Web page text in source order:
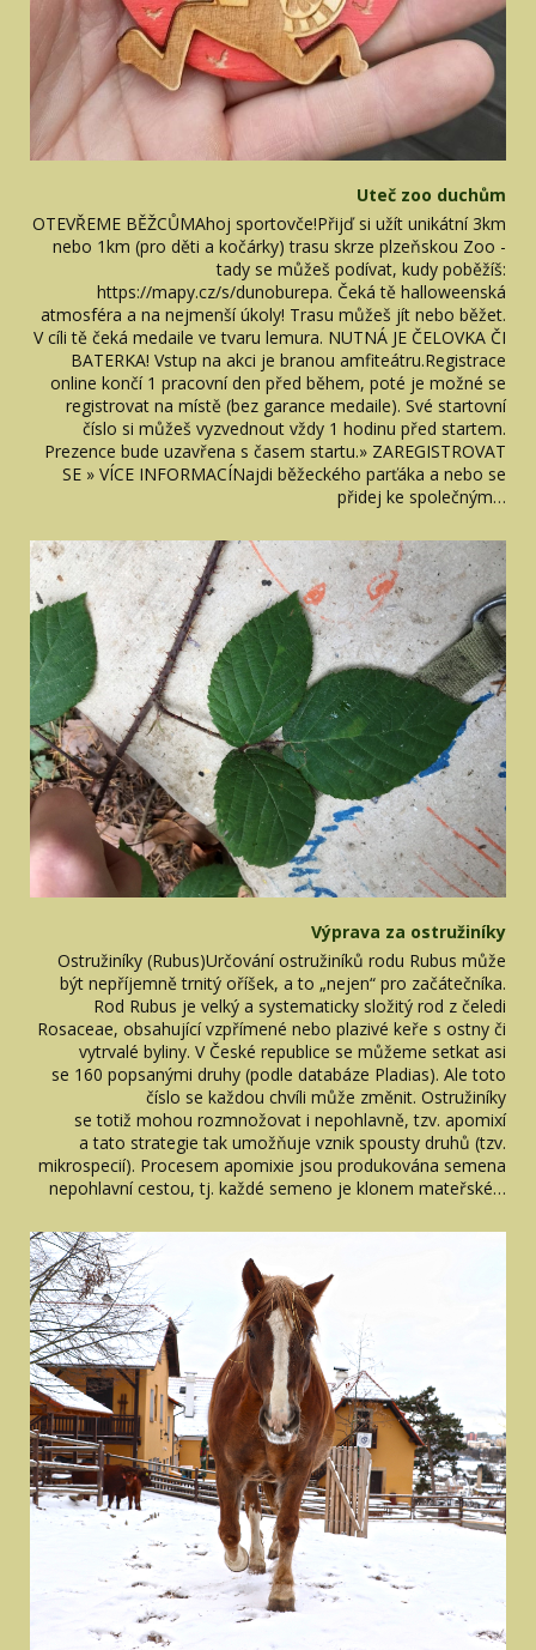
Uteč zoo duchům
OTEVŘEME BĚŽCŮMAhoj sportovče!Přijď si užít unikátní 3km
nebo 1km (pro děti a kočárky) trasu skrze plzeňskou Zoo -
tady se můžeš podívat, kudy poběžíš:
https://mapy.cz/s/dunoburepa. Čeká tě halloweenská
atmosféra a na nejmenší úkoly! Trasu můžeš jít nebo běžet.
V cíli tě čeká medaile ve tvaru lemura. NUTNÁ JE ČELOVKA ČI
BATERKA! Vstup na akci je branou amfiteátru.Registrace
online končí 1 pracovní den před během, poté je možné se
registrovat na místě (bez garance medaile). Své startovní
číslo si můžeš vyzvednout vždy 1 hodinu před startem.
Prezence bude uzavřena s časem startu.» ZAREGISTROVAT
SE » VÍCE INFORMACÍNajdi běžeckého parťáka a nebo se
přidej ke společným…
Výprava za ostružiníky
Ostružiníky (Rubus)Určování ostružiníků rodu Rubus může
být nepříjemně trnitý oříšek, a to „nejen“ pro začátečníka.
Rod Rubus je velký a systematicky složitý rod z čeledi
Rosaceae, obsahující vzpřímené nebo plazivé keře s ostny či
vytrvalé byliny. V České republice se můžeme setkat asi
se 160 popsanými druhy (podle databáze Pladias). Ale toto
číslo se každou chvíli může změnit. Ostružiníky
se totiž mohou rozmnožovat i nepohlavně, tzv. apomixí
a tato strategie tak umožňuje vznik spousty druhů (tzv.
mikrospecií). Procesem apomixie jsou produkována semena
nepohlavní cestou, tj. každé semeno je klonem mateřské…